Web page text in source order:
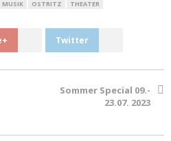
MUSIK OSTRITZ THEATER
Twitter
Sommer Special 09.-
23.07. 2023